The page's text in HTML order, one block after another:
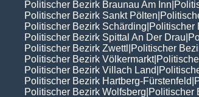
Politischer Bezirk Braunau Am Inn
Politischer Bezirk Sankt Pölten
Politischer Bezirk Schärding Politischer
Politischer Bezirk Spittal An Der Drau
Politischer Bezirk Zwettl Politischer
Politischer Bezirk Völkermarkt|
Politischer Bezirk Villach Land
Politischer Bezirk Hartberg-Fürstenfeld
Politischer Bezirk Wolfsberg Politischer